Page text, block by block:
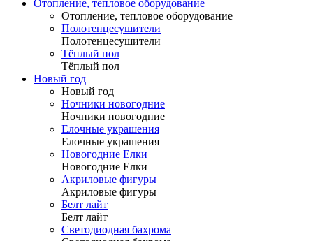
Отопление, тепловое оборудование
Отопление, тепловое оборудование
Полотенцесушители
Полотенцесушители
Тёплый пол
Тёплый пол
Новый год
Новый год
Ночники новогодние
Ночники новогодние
Елочные украшения
Елочные украшения
Новогодние Елки
Новогодние Елки
Акриловые фигуры
Акриловые фигуры
Белт лайт
Белт лайт
Светодиодная бахрома